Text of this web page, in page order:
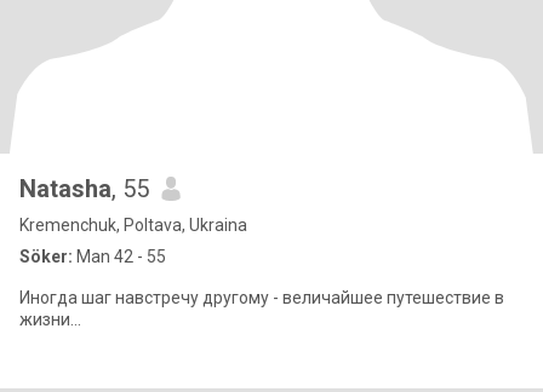
Natasha, 55
Kremenchuk, Poltava, Ukraina
Söker: Man 42 - 55
Иногда шаг навстречу другому - величайшее путешествие в
жизни...